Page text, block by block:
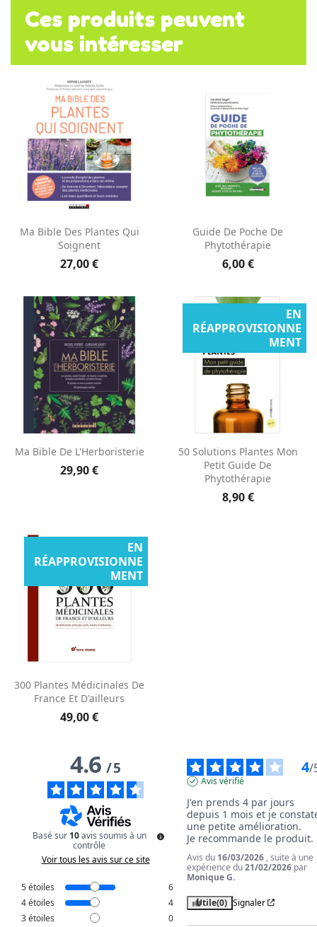
Ces produits peuvent
vous intéresser
Ma Bible Des Plantes Qui
Soignent
27,00 €
Guide De Poche De
Phytothérapie
6,00 €
Ma Bible De L'Herboristerie
29,90 €
50 Solutions Plantes Mon
Petit Guide De
Phytothérapie
8,90 €
EN
RÉAPPROVISIONNE
MENT
300 Plantes Médicinales De
France Et D'ailleurs
49,00 €
EN
RÉAPPROVISIONNE
MENT
4.6/5
Basé sur 10 avis soumis à un
contrôle
Voir tous les avis sur ce site
5étoiles
6
4étoiles
4
3étoiles
0
4/
Avis vérifié
J'en prends 4 par jours
depuis 1 mois et je
une petite amélioration.
Je recommande le produit.
Avis du 16/03/2026 , suite à une
expérience du21/02/2026 par
Monique G.
Utile(0) Signaler